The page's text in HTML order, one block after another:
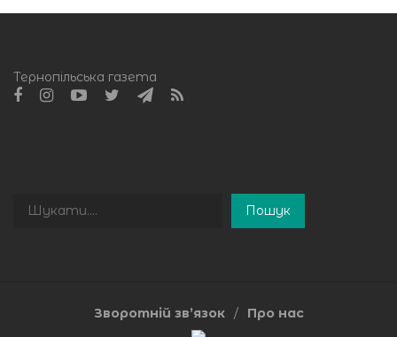
Тернопільська газета
Пошук
Пошук
Зворотній зв’язок Про нас